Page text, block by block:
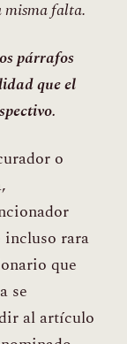
falta.
párrafos
que el
o
incluso rara
que
se
al artículo